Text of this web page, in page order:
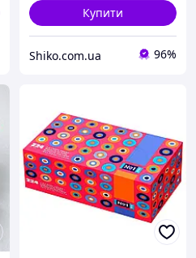
Купити
Shiko.com.ua 96%